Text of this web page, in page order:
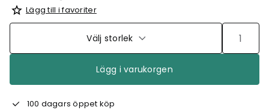
Lägg till i favoriter
Välj storlek
Lägg i varukorgen
100 dagars öppet köp